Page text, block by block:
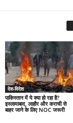
देश-विदेश
पाकिस्तान में ये क्या हो रहा है?
इस्लामाबाद, लाहौर और कराची से
बाहर जाने के लिए NOC जरूरी